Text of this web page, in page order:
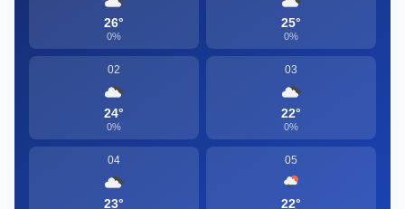
26°
0%
25°
0%
02
24°
0%
03
22°
0%
04
23°
05
22°